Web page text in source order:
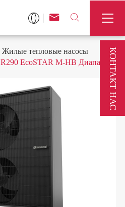
 

Жилые тепловые насосы
R290 EcoSTAR M-HB ДиапазонКОНТАКТ НАС